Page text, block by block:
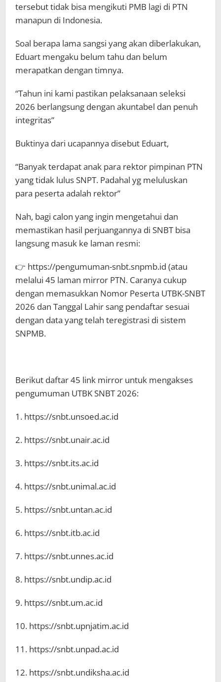
tersebut tidak bisa mengikuti PMB lagi di PTN
manapun di Indonesia.
Soal berapa lama sangsi yang akan diberlakukan,
Eduart mengaku belum tahu dan belum
merapatkan dengan timnya.
“Tahun ini kami pastikan pelaksanaan seleksi
2026 berlangsung dengan akuntabel dan penuh
integritas”
Buktinya dari ucapannya disebut Eduart,
“Banyak terdapat anak para rektor pimpinan PTN
yang tidak lulus SNPT. Padahal yg meluluskan
para peserta adalah rektor”
Nah, bagi calon yang ingin mengetahui dan
memastikan hasil perjuangannya di SNBT bisa
langsung masuk ke laman resmi:
👉 https://pengumuman-snbt.snpmb.id (atau
melalui 45 laman mirror PTN. Caranya cukup
dengan memasukkan Nomor Peserta UTBK-SNBT
2026 dan Tanggal Lahir sang pendaftar sesuai
dengan data yang telah teregistrasi di sistem
SNPMB.
Berikut daftar 45 link mirror untuk mengakses
pengumuman UTBK SNBT 2026:
1. https://snbt.unsoed.ac.id
2. https://snbt.unair.ac.id
3. https://snbt.its.ac.id
4. https://snbt.unimal.ac.id
5. https://snbt.untan.ac.id
6. https://snbt.itb.ac.id
7. https://snbt.unnes.ac.id
8. https://snbt.undip.ac.id
9. https://snbt.um.ac.id
10. https://snbt.upnjatim.ac.id
11. https://snbt.unpad.ac.id
12. https://snbt.undiksha.ac.id